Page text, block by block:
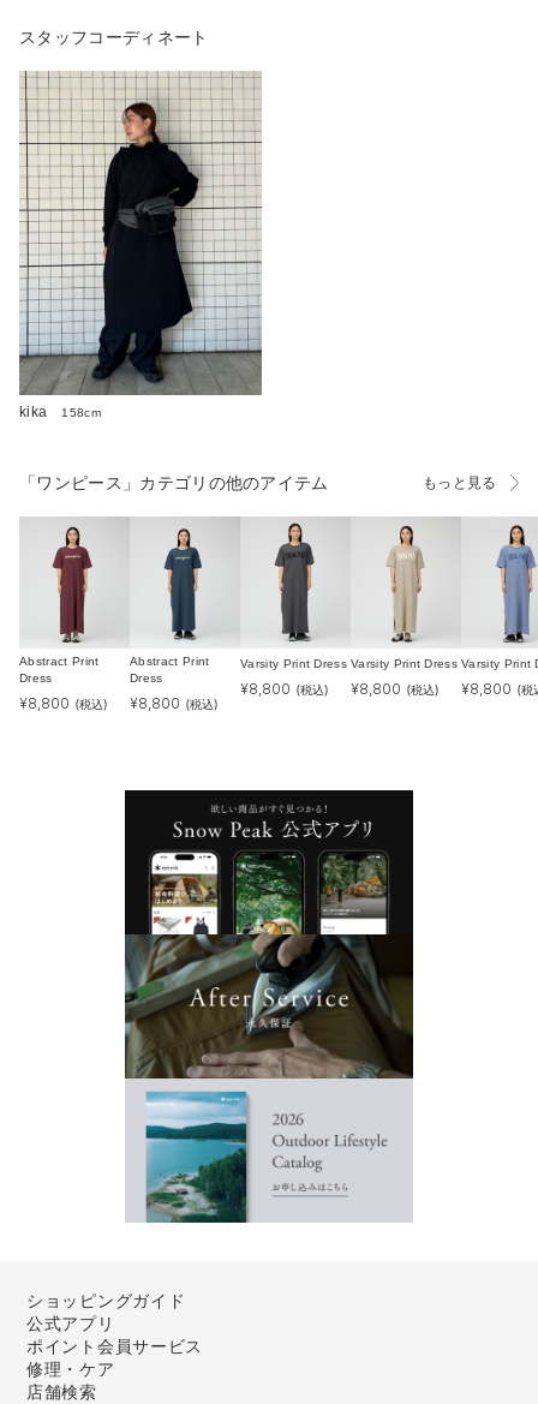
スタッフコーディネート
kika 158cm
「ワンピース」カテゴリの他のアイテム もっと見る
Abstract Print
Dress
¥8,800 (税込)
Abstract Print
Dress
¥8,800 (税込)
Varsity Print Dress
¥8,800 (税込)
Varsity Print Dress
¥8,800 (税込)
Varsity Print
¥8,800 (税
ショッピングガイド
公式アプリ
ポイント会員サービス
修理・ケア
店舗検索